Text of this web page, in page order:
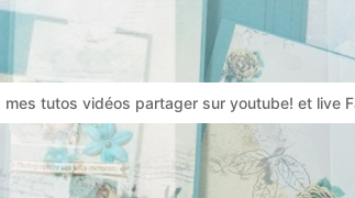
mes tutos vidéos partager sur youtube! et live